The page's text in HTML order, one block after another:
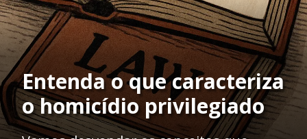
Entenda o que caracteriza
o homicídio privilegiado